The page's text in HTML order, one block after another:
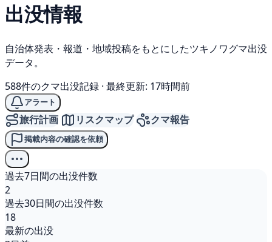
出没情報
自治体発表・報道・地域投稿をもとにしたツキノワグマ出没
データ。
588件のクマ出没記録 · 最終更新: 17時間前
アラート
旅行計画 リスクマップ クマ報告
掲載内容の確認を依頼
過去7日間の出没件数
2
過去30日間の出没件数
18
最新の出没